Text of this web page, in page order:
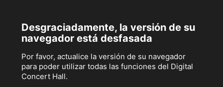
Desgraciadamente, la versión de su
navegador está desfasada
Por favor, actualice la versión de su navegador
para poder utilizar todas las funciones del Digital
Concert Hall.